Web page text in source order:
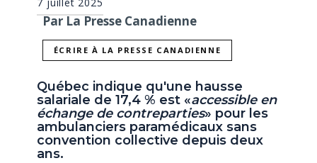
Par La Presse Canadienne
ÉCRIRE À LA PRESSE CANADIENNE
Québec indique qu'une hausse
salariale de 17,4 % est «accessible en
échange de contreparties» pour les
ambulanciers paramédicaux sans
convention collective depuis deux
ans.